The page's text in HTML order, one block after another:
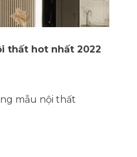
thất hot nhất 2022
mẫu nội thất